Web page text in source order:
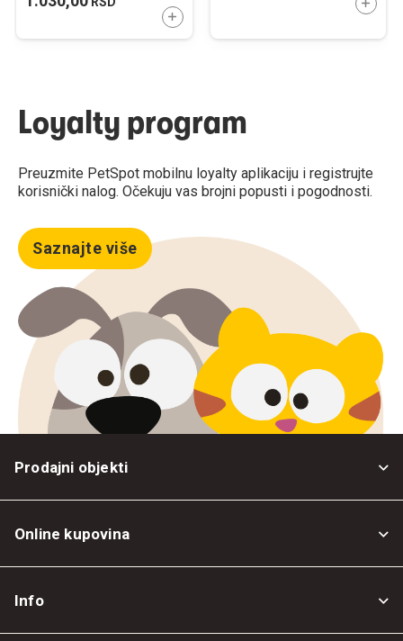
DODAJTE U KORPU
Loyalty program
Preuzmite PetSpot mobilnu loyalty aplikaciju i registrujte
korisnički nalog. Očekuju vas brojni popusti i pogodnosti.
Saznajte više
Prodajni objekti
Online kupovina
Info